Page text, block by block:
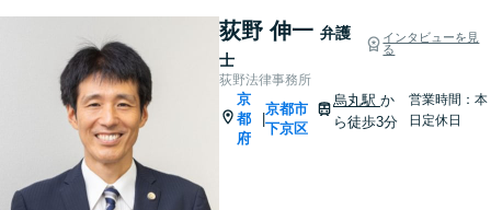
荻野 伸一 弁護
士
インタビューを見
る
荻野法律事務所
京
都
府
京都市
下京区
烏丸駅 か
ら徒歩3分
営業時間：本
日定休日